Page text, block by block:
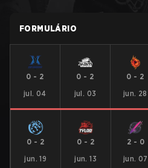
FORMULÁRIO
0 - 2
jul. 04
0 - 2
jul. 03
0 - 2
jun. 28
0 - 2
jun. 19
0 - 2
jun. 13
2 - 0
jun. 07